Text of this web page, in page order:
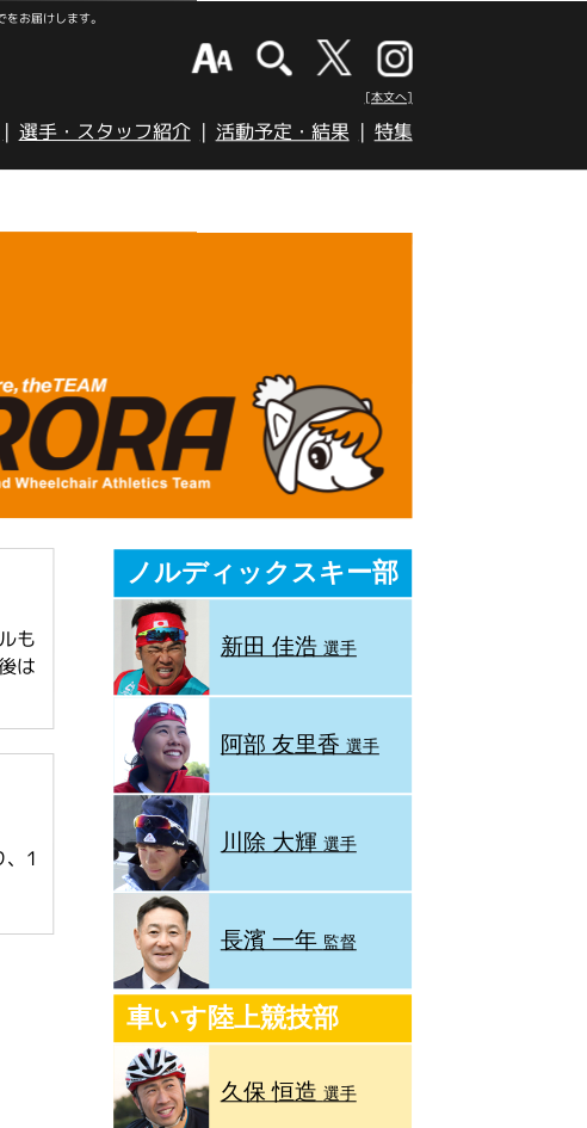
お届けします。
[本文へ]
選手・スタッフ紹介 活動予定・結果 特集
も
は
1
ノルディックスキー部
新田 佳浩 選手
阿部 友里香 選手
川除 大輝 選手
長濱 一年 監督
車いす陸上競技部
久保 恒造 選手